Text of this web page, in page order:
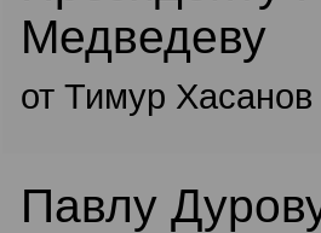
Медведеву
от Тимур Хасанов
Павлу